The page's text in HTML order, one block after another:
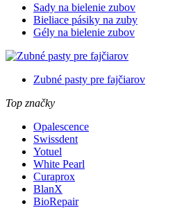
Sady na bielenie zubov
Bieliace pásiky na zuby
Gély na bielenie zubov
Zubné pasty pre fajčiarov
Top značky
Opalescence
Swissdent
Yotuel
White Pearl
Curaprox
BlanX
BioRepair